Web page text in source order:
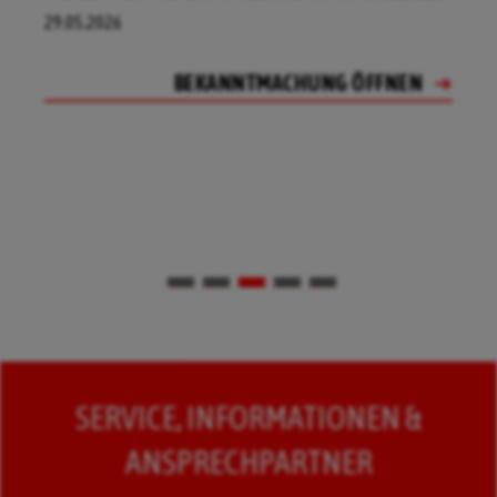
BEKANNTMACHUNG ÖFFNEN
BEKANNTMACHUNG ÖFFNEN
29.05.2026
BEKANNTMACHUNG ÖFFNEN
SERVICE, INFORMATIONEN &
ANSPRECHPARTNER